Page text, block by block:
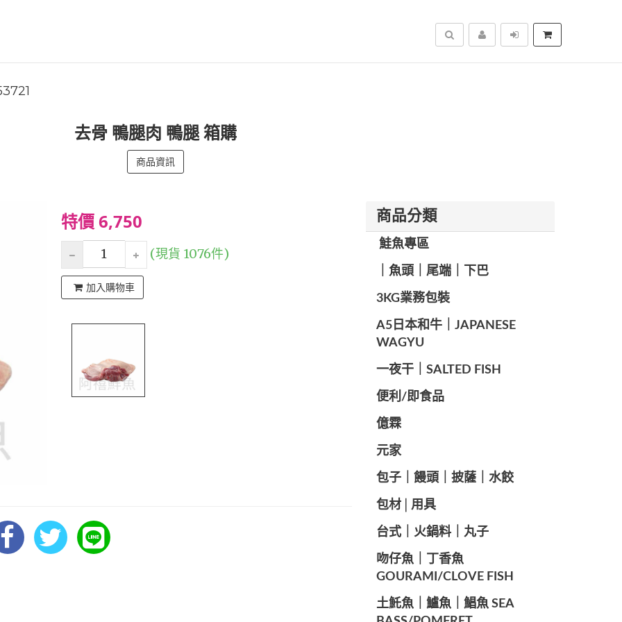
搜尋
去骨 鴨腿肉 鴨腿 箱購
商品資訊
特價 6,750
(現貨 1076件)
加入購物車
商品分類
️ 鮭魚專區
️｜魚頭｜尾端｜下巴
️3KG業務包裝
A5日本和牛｜JAPANESE
WAGYU
️一夜干｜SALTED FISH
便利/即食品
億霖
元家
️包子｜饅頭｜披薩｜水餃
包材│用具
️台式｜火鍋料｜丸子
️吻仔魚｜丁香魚
GOURAMI/CLOVE FISH
️土魠魚｜鱸魚｜鯧魚 SEA ​​